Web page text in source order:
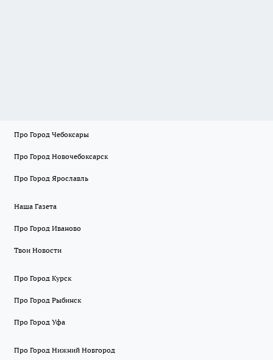
Про Город Чебоксары
Про Город Новочебоксарск
Про Город Ярославль
Наша Газета
Про Город Иваново
Твои Новости
Про Город Курск
Про Город Рыбинск
Про Город Уфа
Про Город Нижний Новгород